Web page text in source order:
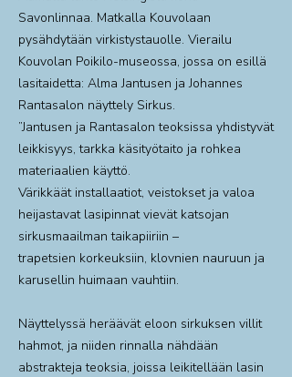
Savonlinnaa. Matkalla Kouvolaan
pysähdytään virkistystauolle. Vierailu
Kouvolan Poikilo-museossa, jossa on esillä
lasitaidetta: Alma Jantusen ja Johannes
Rantasalon näyttely Sirkus.
”Jantusen ja Rantasalon teoksissa yhdistyvät
leikkisyys, tarkka käsityötaito ja rohkea
materiaalien käyttö.
Värikkäät installaatiot, veistokset ja valoa
heijastavat lasipinnat vievät katsojan
sirkusmaailman taikapiiriin –
trapetsien korkeuksiin, klovnien nauruun ja
karusellin huimaan vauhtiin.
Näyttelyssä heräävät eloon sirkuksen villit
hahmot, ja niiden rinnalla nähdään
abstrakteja teoksia, joissa leikitellään lasin